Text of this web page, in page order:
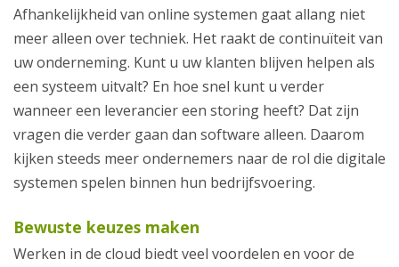
Afhankelijkheid van online systemen gaat allang niet
meer alleen over techniek. Het raakt de continuïteit van
uw onderneming. Kunt u uw klanten blijven helpen als
een systeem uitvalt? En hoe snel kunt u verder
wanneer een leverancier een storing heeft? Dat zijn
vragen die verder gaan dan software alleen. Daarom
kijken steeds meer ondernemers naar de rol die digitale
systemen spelen binnen hun bedrijfsvoering.
Bewuste keuzes maken
Werken in de cloud biedt veel voordelen en voor de